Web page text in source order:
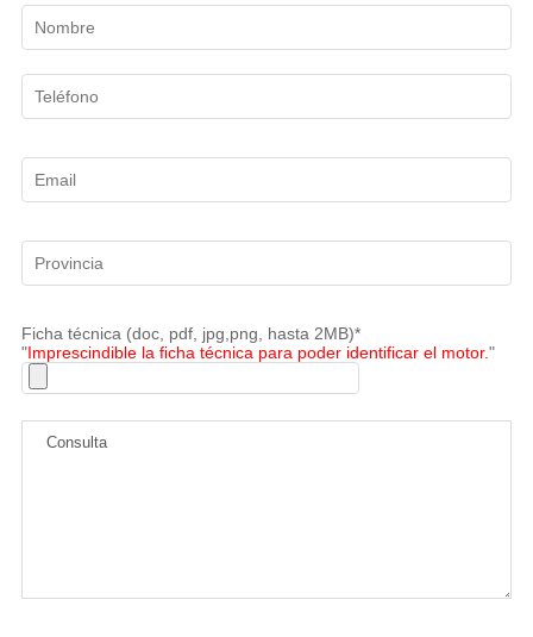
Ficha técnica (doc, pdf, jpg,png, hasta 2MB)*
"Imprescindible la ficha técnica para poder identificar el motor."